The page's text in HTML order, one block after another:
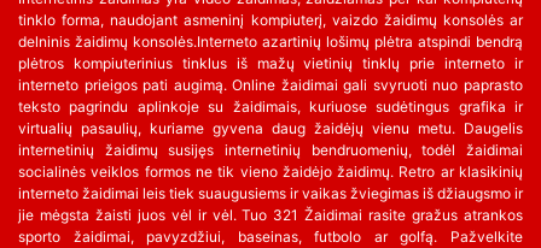
tinklo forma, naudojant asmeninį kompiuterį, vaizdo žaidimų konsolės ar
delninis žaidimų konsolės.Interneto azartinių lošimų plėtra atspindi bendrą
plėtros kompiuterinius tinklus iš mažų vietinių tinklų prie interneto ir
interneto prieigos pati augimą. Online žaidimai gali svyruoti nuo paprasto
teksto pagrindu aplinkoje su žaidimais, kuriuose sudėtingus grafika ir
virtualių pasaulių, kuriame gyvena daug žaidėjų vienu metu. Daugelis
internetinių žaidimų susijęs internetinių bendruomenių, todėl žaidimai
socialinės veiklos formos ne tik vieno žaidėjo žaidimų. Retro ar klasikinių
interneto žaidimai leis tiek suaugusiems ir vaikas žviegimas iš džiaugsmo ir
jie mėgsta žaisti juos vėl ir vėl. Tuo 321 Žaidimai rasite gražus atrankos
sporto žaidimai, pavyzdžiui, baseinas, futbolo ar golfą. Pažvelkite